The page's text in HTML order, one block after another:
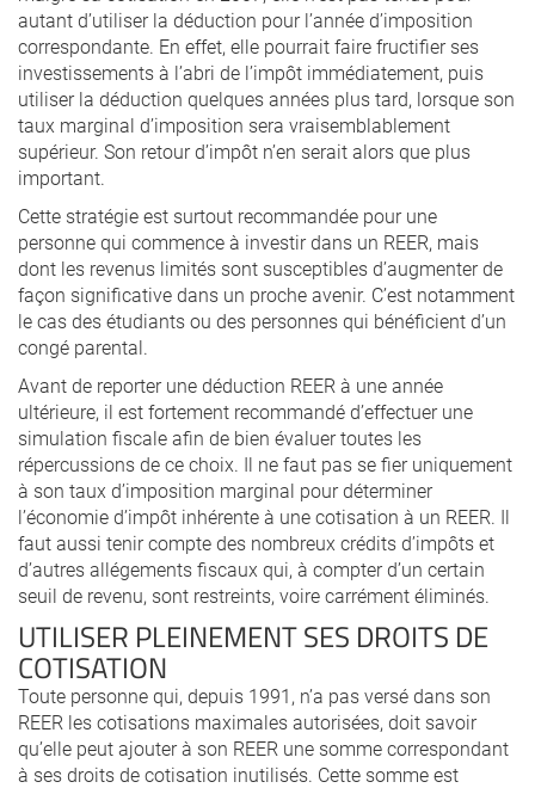
autant d’utiliser la déduction pour l’année d’imposition
correspondante. En effet, elle pourrait faire fructifier ses
investissements à l’abri de l’impôt immédiatement, puis
utiliser la déduction quelques années plus tard, lorsque son
taux marginal d’imposition sera vraisemblablement
supérieur. Son retour d’impôt n’en serait alors que plus
important.
Cette stratégie est surtout recommandée pour une
personne qui commence à investir dans un REER, mais
dont les revenus limités sont susceptibles d’augmenter de
façon significative dans un proche avenir. C’est notamment
le cas des étudiants ou des personnes qui bénéficient d’un
congé parental.
Avant de reporter une déduction REER à une année
ultérieure, il est fortement recommandé d’effectuer une
simulation fiscale afin de bien évaluer toutes les
répercussions de ce choix. Il ne faut pas se fier uniquement
à son taux d’imposition marginal pour déterminer
l’économie d’impôt inhérente à une cotisation à un REER. Il
faut aussi tenir compte des nombreux crédits d’impôts et
d’autres allégements fiscaux qui, à compter d’un certain
seuil de revenu, sont restreints, voire carrément éliminés.
UTILISER PLEINEMENT SES DROITS DE
COTISATION
Toute personne qui, depuis 1991, n’a pas versé dans son
REER les cotisations maximales autorisées, doit savoir
qu’elle peut ajouter à son REER une somme correspondant
à ses droits de cotisation inutilisés. Cette somme est